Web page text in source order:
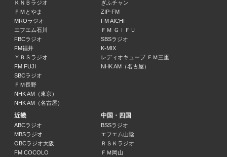
15:00 ～ 15:30
Mr.Shin の Back to Melody
Mr.Shin / 山田正明 / TAEKA / 山本眞祥
15:30 ～ 16:00
納得健康15分
16:00 ～ 16:15
16:15 ～ 16:30
土曜クラウン劇場 一条貫太 ご昭和ねがいます!
一条貫太
ＫＮＢラジオ
ＦＭとやま
MROラジオ
エフエム石川
FBCラジオ
FM福井
ＹＢＳラジオ
FM FUJI
SBCラジオ
ＦＭ長野
NHK AM（東京）
NHK AM（名古屋）
ぎふチャン
ZIP-FM
FM AICHI
ＦＭ ＧＩＦＵ
SBSラジオ
K-MIX
レディオキューブ ＦＭ三重
NHK AM（名古屋）
近畿
ABCラジオ
MBSラジオ
OBCラジオ大阪
FM COCOLO
中国・四国
BSSラジオ
エフエム山陰
ＲＳＫラジオ
ＦＭ岡山